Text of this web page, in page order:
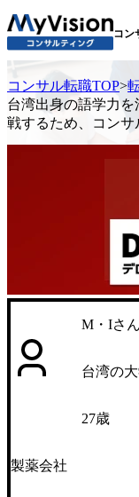
コン
コンサル転職TOP>
台湾出身の語学力
戦するため、コン
M・Iさん
台湾の
27歳
製薬会社